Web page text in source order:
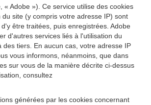
« Adobe »). Ce service utilise des cookies
site (y compris votre adresse IP) sont
être traitées, puis enregistrées. Adobe
d'autres services liés à l'utilisation du
tiers. En aucun cas, votre adresse IP
vous informons, néanmoins, que dans
sur vous de la manière décrite ci-dessus
consultez
générées par les cookies concernant